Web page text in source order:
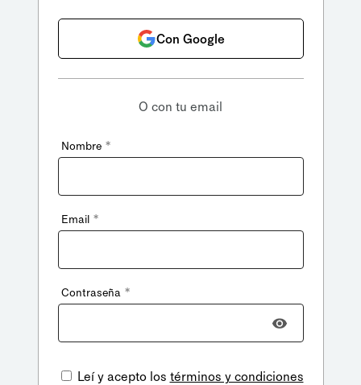
Con Google
O con tu email
Nombre *
Email *
Contraseña *
Leí y acepto los términos y condiciones